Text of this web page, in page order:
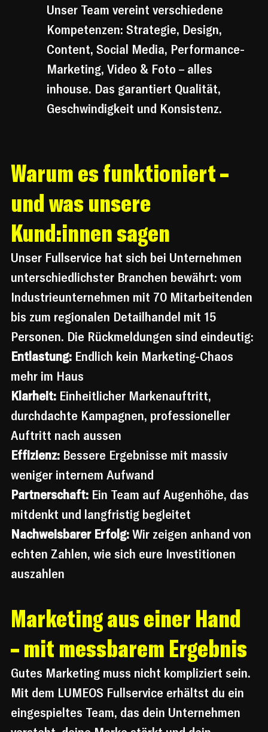
Unser Team vereint verschiedene
Kompetenzen: Strategie, Design,
Content, Social Media, Performance-
Marketing, Video & Foto – alles
inhouse. Das garantiert Qualität,
Geschwindigkeit und Konsistenz.
Warum es funktioniert –
und was unsere
Kund:innen sagen
Unser Fullservice hat sich bei Unternehmen
unterschiedlichster Branchen bewährt: vom
Industrieunternehmen mit 70 Mitarbeitenden
bis zum regionalen Detailhandel mit 15
Personen. Die Rückmeldungen sind eindeutig:
Entlastung: Endlich kein Marketing-Chaos
mehr im Haus
Klarheit: Einheitlicher Markenauftritt,
durchdachte Kampagnen, professioneller
Auftritt nach aussen
Effizienz: Bessere Ergebnisse mit massiv
weniger internem Aufwand
Partnerschaft: Ein Team auf Augenhöhe, das
mitdenkt und langfristig begleitet
Nachweisbarer Erfolg: Wir zeigen anhand von
echten Zahlen, wie sich eure Investitionen
auszahlen
Marketing aus einer Hand
– mit messbarem Ergebnis
Gutes Marketing muss nicht kompliziert sein.
Mit dem LUMEOS Fullservice erhältst du ein
eingespieltes Team, das dein Unternehmen